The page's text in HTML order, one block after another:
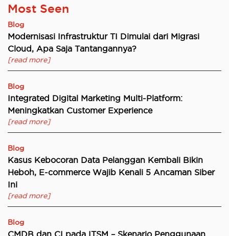
Most Seen
Blog
Modernisasi Infrastruktur TI Dimulai dari Migrasi
Cloud, Apa Saja Tantangannya?
[read more]
Blog
Integrated Digital Marketing Multi-Platform:
Meningkatkan Customer Experience
[read more]
Blog
Kasus Kebocoran Data Pelanggan Kembali Bikin
Heboh, E-commerce Wajib Kenali 5 Ancaman Siber
Ini
[read more]
Blog